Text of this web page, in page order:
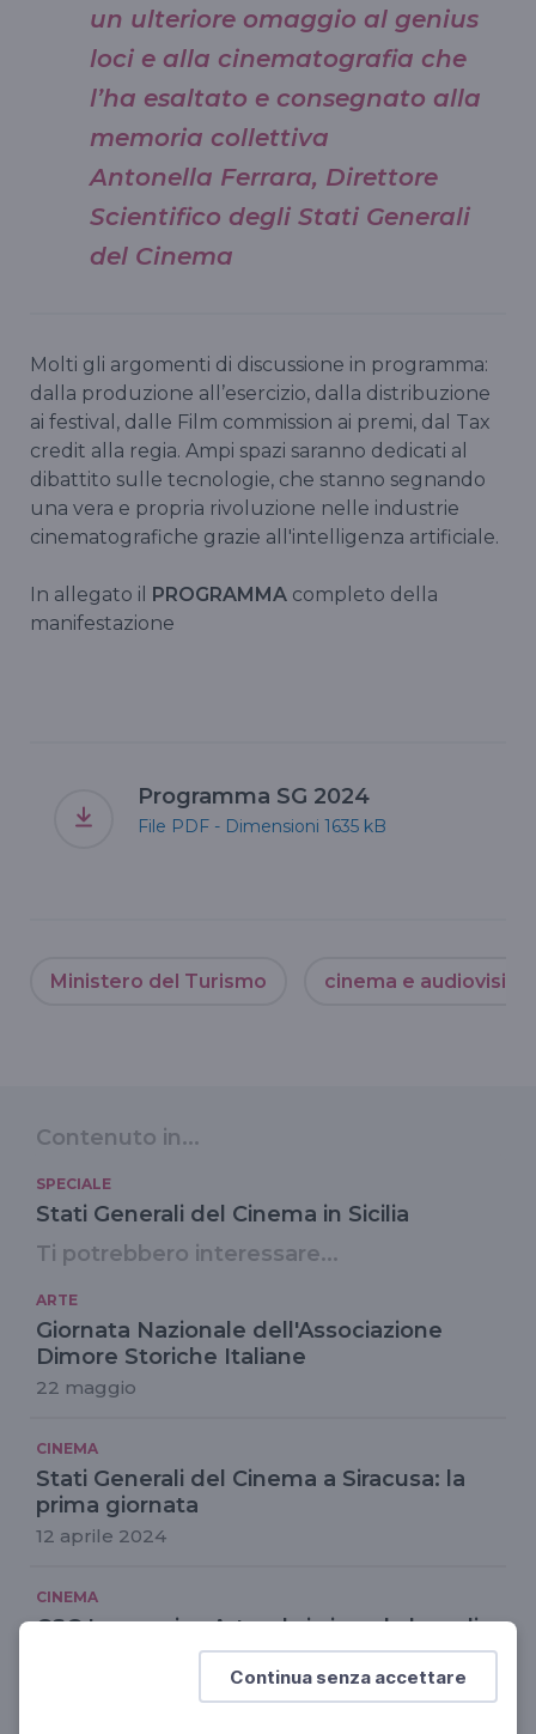
Continua senza accettare
un ulteriore omaggio al genius
loci e alla cinematografia che
l’ha esaltato e consegnato alla
memoria collettiva
Antonella Ferrara, Direttore
Scientifico degli Stati Generali
del Cinema
Molti gli argomenti di discussione in programma:
dalla produzione all’esercizio, dalla distribuzione
ai festival, dalle Film commission ai premi, dal Tax
credit alla regia. Ampi spazi saranno dedicati al
dibattito sulle tecnologie, che stanno segnando
una vera e propria rivoluzione nelle industrie
cinematografiche grazie all'intelligenza artificiale.
In allegato il PROGRAMMA completo della
manifestazione
Programma SG 2024
File PDF - Dimensioni 1635 kB
Ministero del Turismo cinema e audiovisivo
Contenuto in...
SPECIALE
Stati Generali del Cinema in Sicilia
Ti potrebbero interessare...
ARTE
Giornata Nazionale dell'Associazione
Dimore Storiche Italiane
22 maggio
CINEMA
Stati Generali del Cinema a Siracusa: la
prima giornata
12 aprile 2024
CINEMA
CSC Immersive Arts: al via i workshop di
07 Dic 2023 > 19 Dic 2023